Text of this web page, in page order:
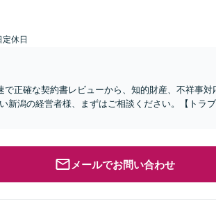
休日
正確な契約書レビューから、知的財産、不祥事対
新潟の経営者様、まずはご相談ください。【トラ
メールでお問い合わせ